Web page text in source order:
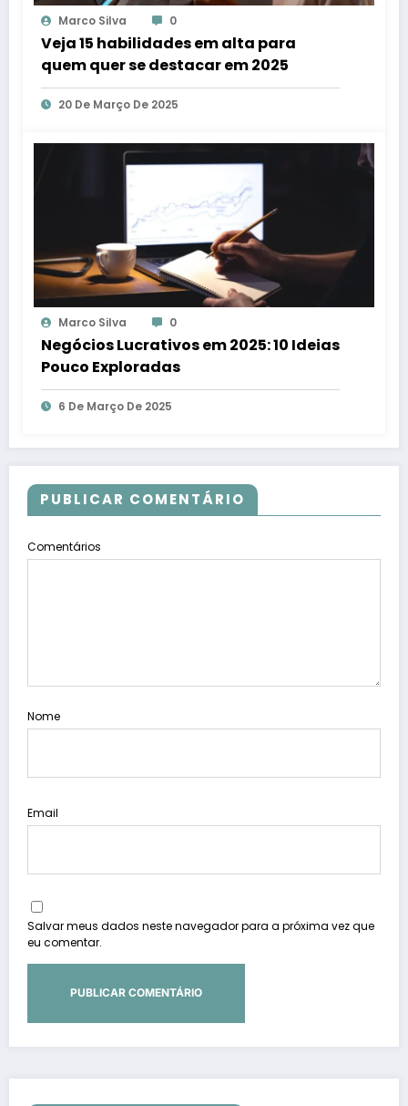
Marco Silva 0
Veja 15 habilidades em alta para
quem quer se destacar em 2025
20 De Março De 2025
Marco Silva 0
Negócios Lucrativos em 2025: 10 Ideias
Pouco Exploradas
6 De Março De 2025
PUBLICAR COMENTÁRIO
Comentários
Nome
Email
Salvar meus dados neste navegador para a próxima vez que
eu comentar.